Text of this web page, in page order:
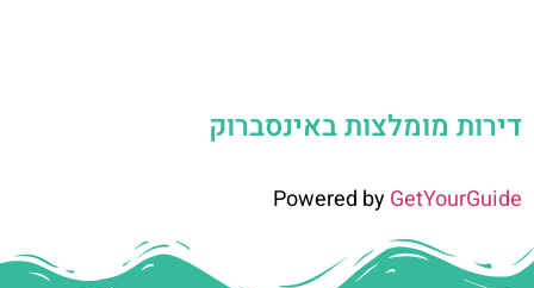
דירות מומלצות באינסברוק
Powered byGetYourGuide